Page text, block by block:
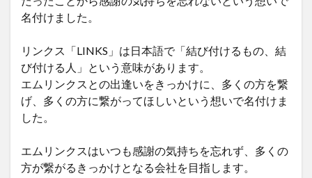
名付けました。
リンクス「LINKS」は日本語で「結び付けるもの、結
び付ける人」という意味があります。
エムリンクスとの出逢いをきっかけに、多くの方を繋
げ、多くの方に繋がってほしいという想いで名付けま
した。
エムリンクスはいつも感謝の気持ちを忘れず、多くの
方が繋がるきっかけとなる会社を目指します。